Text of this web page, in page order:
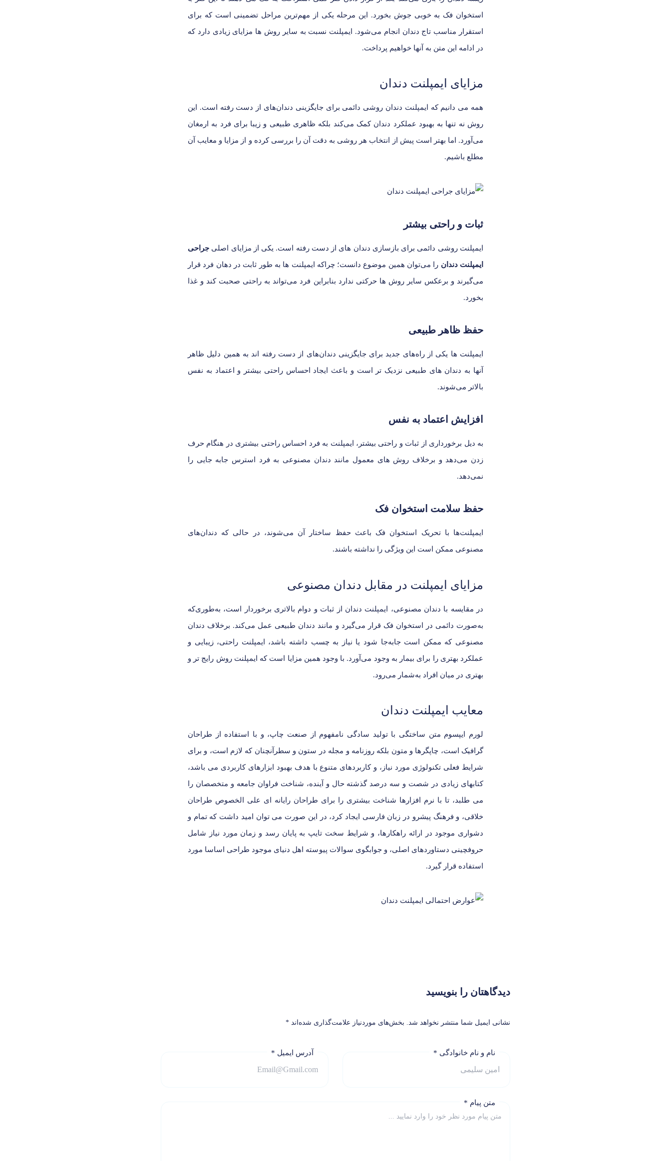
استخوان فک به خوبی جوش بخورد. این مرحله یکی از مهم‌ترین مراحل تضمینی است که برای
استقرار مناسب تاج دندان انجام می‌شود. ایمپلنت نسبت به سایر روش ها مزایای زیادی دارد که
در ادامه این متن به آنها خواهیم پرداخت.
مزایای ایمپلنت دندان
همه می دانیم که ایمپلنت دندان روشی دائمی برای جایگزینی دندان‌های از دست رفته است. این
روش نه تنها به بهبود عملکرد دندان کمک می‌کند بلکه ظاهری طبیعی و زیبا برای فرد به ارمغان
می‌آورد. اما بهتر است پیش از انتخاب هر روشی به دقت آن را بررسی کرده و از مزایا و معایب آن
مطلع باشیم.
ثبات و راحتی بیشتر
ایمپلنت روشی دائمی برای بازسازی دندان های از دست رفته است. یکی از مزایای اصلی جراحی
ایمپلنت دندان را می‌توان همین موضوع دانست؛ چراکه ایمپلنت ها به طور ثابت در دهان فرد قرار
می‌گیرند و برعکس سایر روش ها حرکتی ندارد بنابراین فرد می‌تواند به راحتی صحبت کند و غذا
بخورد.
حفظ ظاهر طبیعی
ایمپلنت ها یکی از راه‌های جدید برای جایگزینی دندان‌های از دست رفته اند به همین دلیل ظاهر
آنها به دندان های طبیعی نزدیک تر است و باعث ایجاد احساس راحتی بیشتر و اعتماد به نفس
بالاتر می‌شوند.
افزایش اعتماد به نفس
به دیل برخورداری از ثبات و راحتی بیشتر، ایمپلنت به فرد احساس راحتی بیشتری در هنگام حرف
زدن می‌دهد و برخلاف روش های معمول مانند دندان مصنوعی به فرد استرس جابه جایی را
نمی‌دهد.
حفظ سلامت استخوان فک
ایمپلنت‌ها با تحریک استخوان فک باعث حفظ ساختار آن می‌شوند، در حالی که دندان‌های
مصنوعی ممکن است این ویژگی را نداشته باشند.
مزایای ایمپلنت در مقابل دندان مصنوعی
در مقایسه با دندان مصنوعی، ایمپلنت دندان از ثبات و دوام بالاتری برخوردار است، به‌طوری‌که
به‌صورت دائمی در استخوان فک قرار می‌گیرد و مانند دندان طبیعی عمل می‌کند. برخلاف دندان
مصنوعی که ممکن است جابه‌جا شود یا نیاز به چسب داشته باشد، ایمپلنت راحتی، زیبایی و
عملکرد بهتری را برای بیمار به وجود می‌آورد. با وجود همین مزایا است که ایمپلنت روش رایج تر و
بهتری در میان افراد به‌شمار می‌رود.
معایب ایمپلنت دندان
لورم ایپسوم متن ساختگی با تولید سادگی نامفهوم از صنعت چاپ، و با استفاده از طراحان
گرافیک است، چاپگرها و متون بلکه روزنامه و مجله در ستون و سطرآنچنان که لازم است، و برای
شرایط فعلی تکنولوژی مورد نیاز، و کاربردهای متنوع با هدف بهبود ابزارهای کاربردی می باشد،
کتابهای زیادی در شصت و سه درصد گذشته حال و آینده، شناخت فراوان جامعه و متخصصان را
می طلبد، تا با نرم افزارها شناخت بیشتری را برای طراحان رایانه ای علی الخصوص طراحان
خلاقی، و فرهنگ پیشرو در زبان فارسی ایجاد کرد، در این صورت می توان امید داشت که تمام و
دشواری موجود در ارائه راهکارها، و شرایط سخت تایپ به پایان رسد و زمان مورد نیاز شامل
حروفچینی دستاوردهای اصلی، و جوابگوی سوالات پیوسته اهل دنیای موجود طراحی اساسا مورد
استفاده قرار گیرد.
دیدگاهتان را بنویسید
نشانی ایمیل شما منتشر نخواهد شد. بخش‌های موردنیاز علامت‌گذاری شده‌اند *
نام و نام خانوادگی * آدرس ایمیل *
متن پیام *